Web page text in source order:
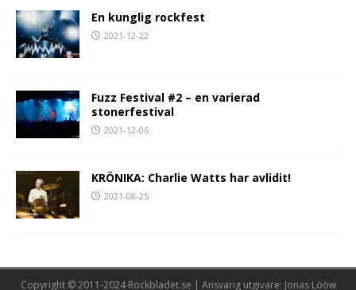
En kunglig rockfest
2021-12-22
Fuzz Festival #2 – en varierad
stonerfestival
2021-12-06
KRÖNIKA: Charlie Watts har avlidit!
2021-08-25
Copyright © 2011-2024 Rockbladet.se | Ansvarig utgivare: Jonas Lööw